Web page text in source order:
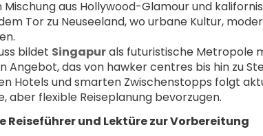
Tor zu Neuseeland, wo urbane Kultur,
bildet Singapur als futuristische Metropole
Angebot, das von hawker centres bis hin zu
Hotels und smarten Zwischenstopps folgt
aber flexible Reiseplanung bevorzugen.
Reiseführer und Lektüre zur Vorbereitung